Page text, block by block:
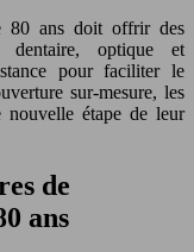
80 ans doit offrir des
dentaire, optique et
pour faciliter le
sur-mesure, les
nouvelle étape de leur
de
ans